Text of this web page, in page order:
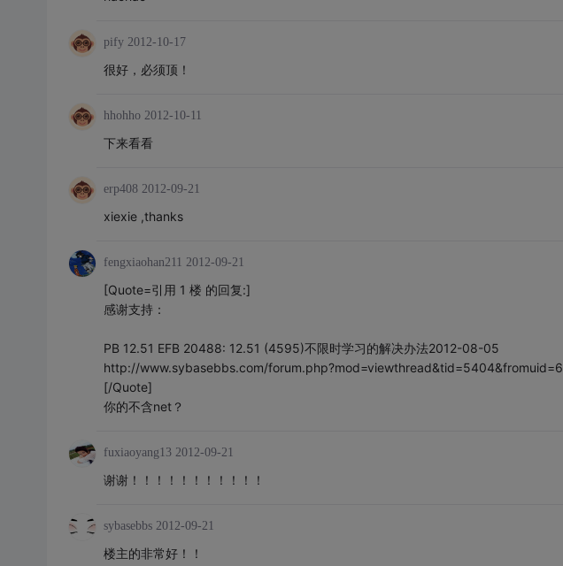
pify 2012-10-17
很好，必须顶！
hhohho 2012-10-11
下来看看
erp408 2012-09-21
xiexie ,thanks
fengxiaohan211 2012-09-21
[Quote=引用 1 楼 的回复:]
感谢支持：
PB 12.51 EFB 20488: 12.51 (4595)不限时学习的解决办法2012-08-05
http://www.sybasebbs.com/forum.php?mod=viewthread&tid=5404&fromuid=6
[/Quote]
你的不含net？
fuxiaoyang13 2012-09-21
谢谢！！！！！！！！！！！
sybasebbs 2012-09-21
楼主的非常好！！